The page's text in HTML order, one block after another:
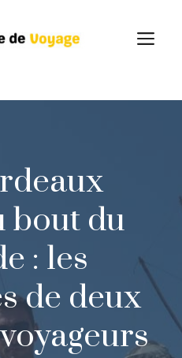
bout du
: les
de deux